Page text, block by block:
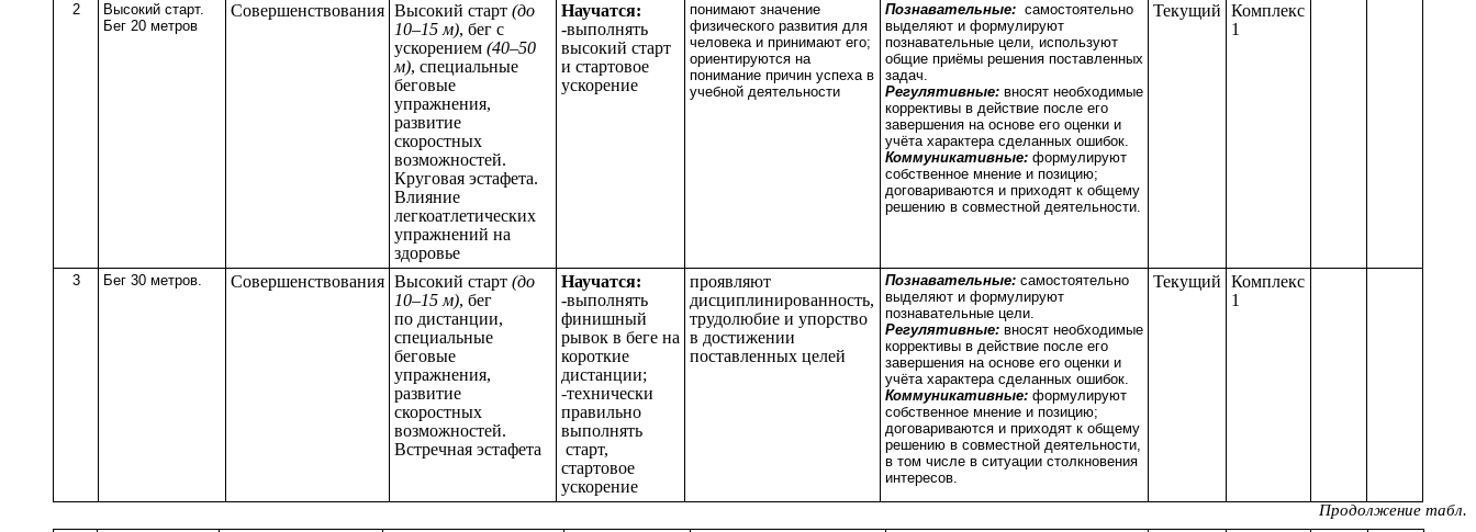
2
Высокий старт.
Бег 20 метров
Совершенствования Высокий старт (до
10–15 м), бег с
ускорением (40–50
м), специальные
беговые
упражнения,
развитие
скоростных
возможностей.
Круговая эстафета.
Влияние
легкоатлетических
упражнений на
здоровье
Научатся:
-выполнять
высокий старт
и стартовое
ускорение
понимают значение
физического развития для
человека и принимают его;
ориентируются на
понимание причин успеха в
учебной деятельности
Познавательные: самостоятельно
выделяют и формулируют
познавательные цели, используют
общие приёмы решения поставленных
задач.
Регулятивные: вносят необходимые
коррективы в действие после его
завершения на основе его оценки и
учёта характера сделанных ошибок.
Коммуникативные: формулируют
собственное мнение и позицию;
договариваются и приходят к общему
решению в совместной деятельности.
Текущий Комплекс
1
3 Бег 30 метров. Совершенствования Высокий старт (до
10–15 м), бег
по дистанции,
специальные
беговые
упражнения,
развитие
скоростных
возможностей.
Встречная эстафета
Научатся:
-выполнять
финишный
рывок в беге на
короткие
дистанции;
-технически
правильно
выполнять
старт,
стартовое
ускорение
проявляют
дисциплинированность,
трудолюбие и упорство
в достижении
поставленных целей
Познавательные: самостоятельно
выделяют и формулируют
познавательные цели.
Регулятивные: вносят необходимые
коррективы в действие после его
завершения на основе его оценки и
учёта характера сделанных ошибок.
Коммуникативные: формулируют
собственное мнение и позицию;
договариваются и приходят к общему
решению в совместной деятельности,
в том числе в ситуации столкновения
интересов.
Текущий Комплекс
1
Продолжение табл.